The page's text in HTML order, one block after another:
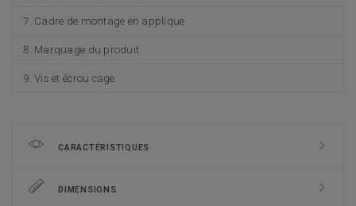
Cadre de montage en applique
Marquage du produit
Vis et écrou cage
CARACTÉRISTIQUES
DIMENSIONS